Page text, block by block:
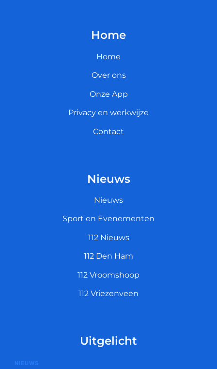
Home
Home
Over ons
Onze App
Privacy en werkwijze
Contact
Nieuws
Nieuws
Sport en Evenementen
112 Nieuws
112 Den Ham
112 Vroomshoop
112 Vriezenveen
Uitgelicht
NIEUWS